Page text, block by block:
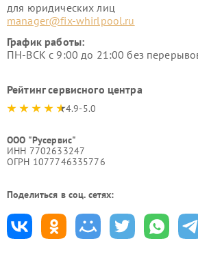
для юридических лиц
manager@fix-whirlpool.ru
График работы:
ПН-ВСК с 9:00 до 21:00 без
Рейтинг сервисного центра
4.9-5.0
ООО "Русервис"
ИНН 7702633247
ОГРН 1077746335776
Поделиться в соц. сетях: